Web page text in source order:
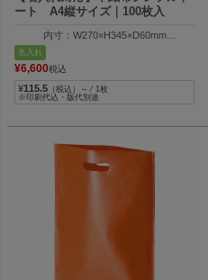
ート A4縦サイズ｜100枚入
内寸：W270×H345×D60mm
外寸：W330×H345×D60mm
名入れ
¥6,600税込
¥115.5 （税込）～ ⁄ 1枚
※印刷代込・版代別途